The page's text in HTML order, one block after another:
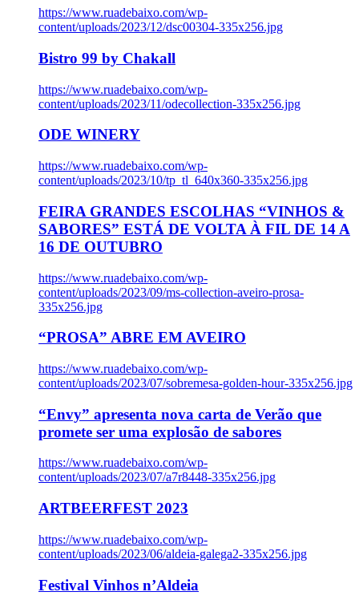
https://www.ruadebaixo.com/wp-
content/uploads/2023/12/dsc00304-335x256.jpg
Bistro 99 by Chakall
https://www.ruadebaixo.com/wp-
content/uploads/2023/11/odecollection-335x256.jpg
ODE WINERY
https://www.ruadebaixo.com/wp-
content/uploads/2023/10/tp_tl_640x360-335x256.jpg
FEIRA GRANDES ESCOLHAS “VINHOS &
SABORES” ESTÁ DE VOLTA À FIL DE 14 A
16 DE OUTUBRO
https://www.ruadebaixo.com/wp-
content/uploads/2023/09/ms-collection-aveiro-prosa-
335x256.jpg
“PROSA” ABRE EM AVEIRO
https://www.ruadebaixo.com/wp-
content/uploads/2023/07/sobremesa-golden-hour-335x256.jpg
“Envy” apresenta nova carta de Verão que
promete ser uma explosão de sabores
https://www.ruadebaixo.com/wp-
content/uploads/2023/07/a7r8448-335x256.jpg
ARTBEERFEST 2023
https://www.ruadebaixo.com/wp-
content/uploads/2023/06/aldeia-galega2-335x256.jpg
Festival Vinhos n’Aldeia